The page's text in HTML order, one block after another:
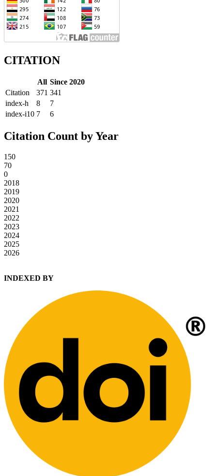
CITATION
All Since 2020
Citation
371 341
index-h
8
7
index-i10 7 6
Citation Count by Year
150
70
0
2018
2019
2020
2021
2022
2023
2024
2025
2026
INDEXED BY